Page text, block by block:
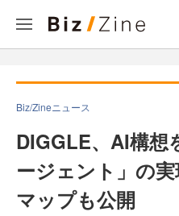
Biz/Zineニュース
DIGGLE、AI構
ージェント」の
マップも公開